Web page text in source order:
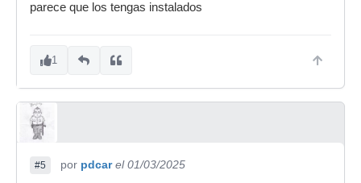
parece que los tengas instalados
1
#5 por pdcar el 01/03/2025